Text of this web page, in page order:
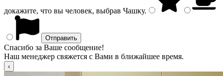
докажите, что вы человек, выбрав Чашку.
Спасибо за Ваше сообщение!
Наш менеджер свяжется с Вами в ближайшее время.